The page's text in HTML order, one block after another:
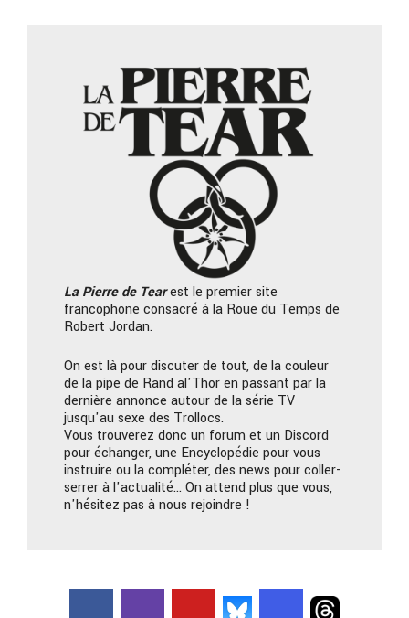
La Pierrede Tearest le premier site
francophone consacré à la Roue du Temps de
Robert Jordan.
On est là pour discuter de tout, de la couleur
de la pipe de Rand al'Thor en passant par la
dernière annonce autour de la série TV
jusqu'au sexe des Trollocs.
Vous trouverez donc un forum et un Discord
pour échanger, une Encyclopédie pour vous
instruire ou la compléter, des news pour coller-
serrer à l'actualité… On attend plus que vous,
n'hésitez pas à nous rejoindre !